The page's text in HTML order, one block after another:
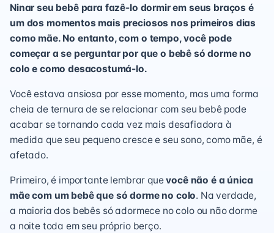
Ninar seu bebê para fazê-lo dormir em seus braços é
um dos momentos mais preciosos nos primeiros dias
como mãe. No entanto, com o tempo, você pode
começar a se perguntar por que o bebê só dorme no
colo e como desacostumá-lo.
Você estava ansiosa por esse momento, mas uma forma
cheia de ternura de se relacionar com seu bebê pode
acabar se tornando cada vez mais desafiadora à
medida que seu pequeno cresce e seu sono, como mãe, é
afetado.
Primeiro, é importante lembrar quevocê não é a única
mãe com um bebê que só dorme no colo. Na verdade,
a maioria dos bebês só adormece no colo ou não dorme
a noite toda em seu próprio berço.